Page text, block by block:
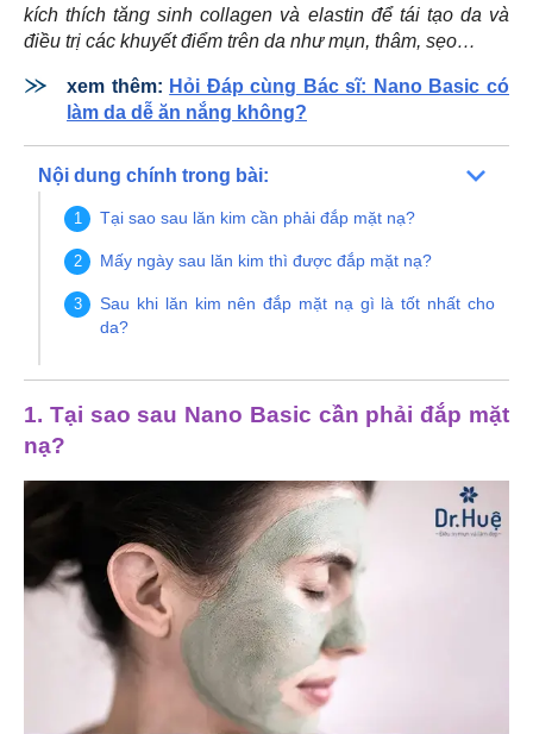
kích thích tăng sinh collagen và elastin để tái tạo da và
điều trị các khuyết điểm trên da như mụn, thâm, sẹo…
xem thêm: Hỏi Đáp cùng Bác sĩ: Nano Basic có
làm da dễ ăn nắng không?
Nội dung chính trong bài:
Tại sao sau lăn kim cần phải đắp mặt nạ?
Mấy ngày sau lăn kim thì được đắp mặt nạ?
Sau khi lăn kim nên đắp mặt nạ gì là tốt nhất cho
da?
1. Tại sao sau Nano Basic cần phải đắp mặt
nạ?